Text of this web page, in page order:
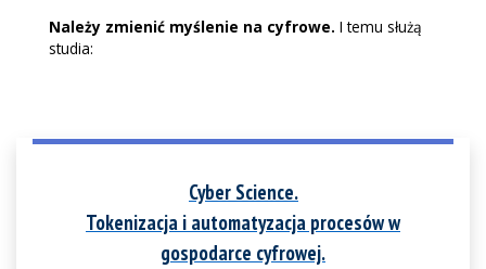
Należy zmienić myślenie na cyfrowe. I temu służą
studia:
Cyber Science.
Tokenizacja i automatyzacja procesów w
gospodarce cyfrowej.